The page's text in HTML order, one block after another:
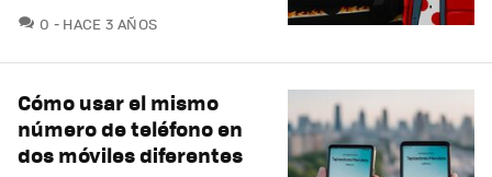
0 COMENTARIOS
HACE 3 AÑOS
Cómo usar el mismo
número de teléfono en
dos móviles diferentes